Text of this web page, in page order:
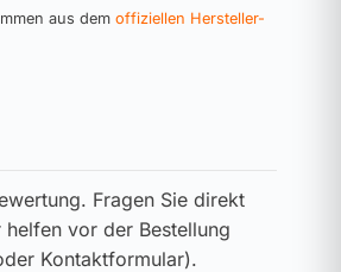
aus dem offiziellen Hersteller-
Fragen Sie direkt
vor der Bestellung
Kontaktformular).